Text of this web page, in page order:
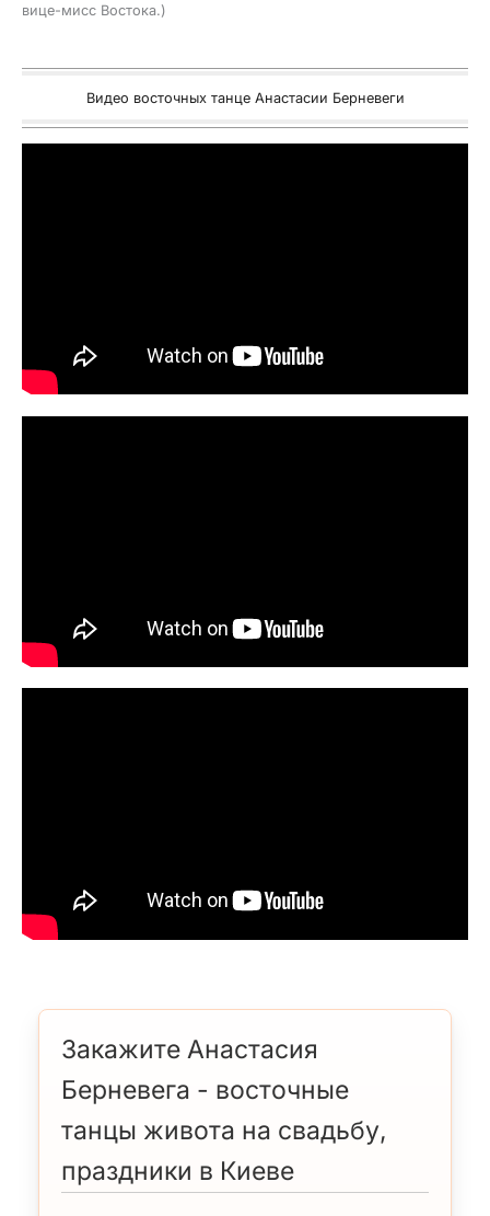
вице-мисс Востока.)
Видео восточных танце Анастасии Берневеги
Закажите Анастасия
Берневега - восточные
танцы живота на свадьбу,
праздники в Киеве